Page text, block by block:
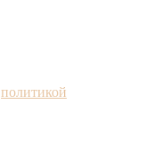
политикой